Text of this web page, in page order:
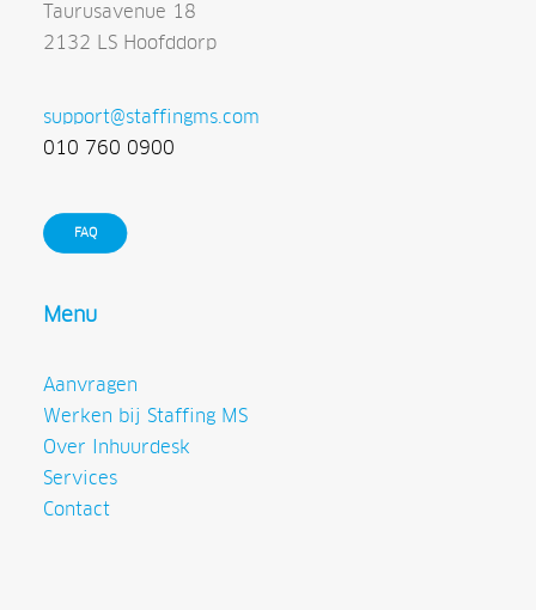
Taurusavenue 18
2132 LS Hoofddorp
support@staffingms.com
010 760 0900
FAQ
Menu
Aanvragen
Werken bij Staffing MS
Over Inhuurdesk
Services
Contact